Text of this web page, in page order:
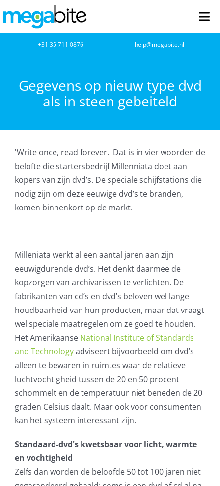
naar
inhoud
Netwerkbeheer
Cloud Computing
VOIP
Microsoft NCE
Office365
Glasvezelverbindingen
Microsoft software licenties
SLA overeenkomsten
Remote Help
WordPress SLA Contract
+31 35 711 0876 help@megabite.nl
Gegevens op nieuw type dvd
als in steen gebeiteld
'Write once, read forever.' Dat is in vier woorden de
belofte die startersbedrijf Millenniata doet aan
kopers van zijn dvd’s. De speciale schijfstations die
nodig zijn om deze eeuwige dvd’s te branden,
komen binnenkort op de markt.
Milleniata werkt al een aantal jaren aan zijn
eeuwigdurende dvd’s. Het denkt daarmee de
kopzorgen van archivarissen te verlichten. De
fabrikanten van cd’s en dvd’s beloven wel lange
houdbaarheid van hun producten, maar dat vraagt
wel speciale maatregelen om ze goed te houden.
Het Amerikaanse National Institute of Standards
and Technologyadviseert bijvoorbeeld om dvd’s
alleen te bewaren in ruimtes waar de relatieve
luchtvochtigheid tussen de 20 en 50 procent
schommelt en de temperatuur niet beneden de 20
graden Celsius daalt. Maar ook voor consumenten
kan het systeem interessant zijn.
Standaard-dvd's kwetsbaar voor licht, warmte
en vochtigheid
Zelfs dan worden de beloofde 50 tot 100 jaren niet